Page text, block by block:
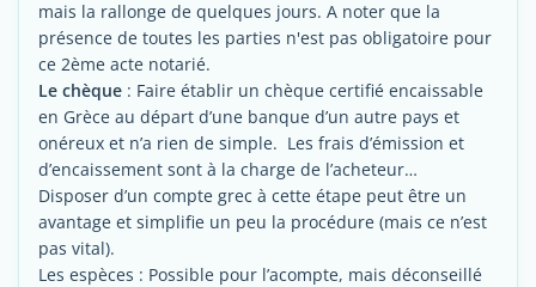
mais la rallonge de quelques jours. A noter que la
présence de toutes les parties n'est pas obligatoire pour
ce 2ème acte notarié.
Le chèque : Faire établir un chèque certifié encaissable
en Grèce au départ d’une banque d’un autre pays et
onéreux et n’a rien de simple. Les frais d’émission et
d’encaissement sont à la charge de l’acheteur…
Disposer d’un compte grec à cette étape peut être un
avantage et simplifie un peu la procédure (mais ce n’est
pas vital).
Les espèces : Possible pour l’acompte, mais déconseillé